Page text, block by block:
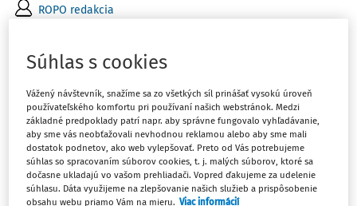
ROPO redakcia
základných školských potrieb a rodičia prvákov ho
dostanú v októbri automaticky.
Úrad práce, sociálnych vecí a rodiny vyplatí rodičom
prvákov zvýšený prídavok na dieťa o 110 eur, takže celková
suma prídavku bude 170 eur. Prídavok je viazaný na nástup
Súhlas s cookies
Vážený návštevník, snažíme sa zo všetkých síl prinášať vysokú úroveň
používateľského komfortu pri používaní našich webstránok. Medzi
základné predpoklady patrí napr. aby správne fungovalo vyhľadávanie,
aby sme vás neobťažovali nevhodnou reklamou alebo aby sme mali
dostatok podnetov, ako web vylepšovať. Preto od Vás potrebujeme
súhlas so spracovaním súborov cookies, t. j. malých súborov, ktoré sa
dočasne ukladajú vo vašom prehliadači. Vopred ďakujeme za udelenie
súhlasu. Dáta využijeme na zlepšovanie našich služieb a prispôsobenie
obsahu webu priamo Vám na mieru. Viac informácií